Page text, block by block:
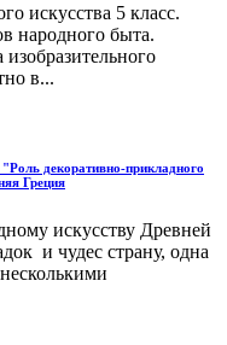
искусства 5 класс.
народного быта.
в...
"Роль декоративно-прикладного
Греция
искусству Древней
и чудес страну, одна